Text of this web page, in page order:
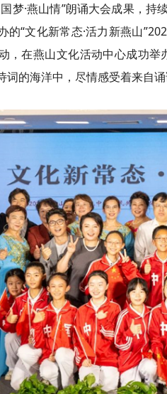
梦·燕山情”朗诵大会成果，
的“文化新常态·活力新燕山
，在燕山文化活动中心成功
的海洋中，尽情感受着来自诵